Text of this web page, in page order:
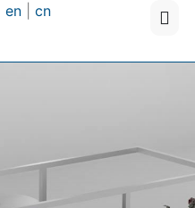
|en |cn